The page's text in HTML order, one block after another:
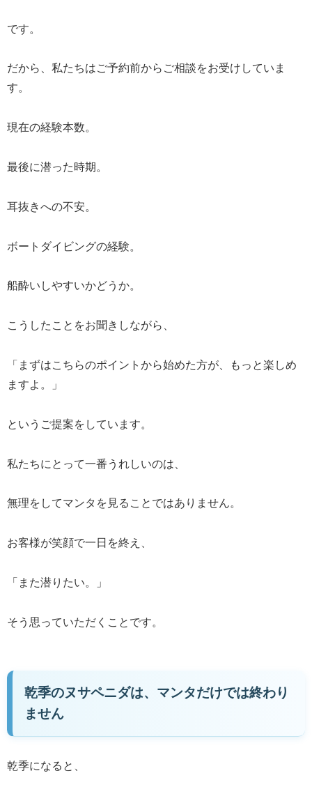
です。
だから、私たちはご予約前からご相談をお受けしていま
す。
現在の経験本数。
最後に潜った時期。
耳抜きへの不安。
ボートダイビングの経験。
船酔いしやすいかどうか。
こうしたことをお聞きしながら、
「まずはこちらのポイントから始めた方が、もっと楽しめ
ますよ。」
というご提案をしています。
私たちにとって一番うれしいのは、
無理をしてマンタを見ることではありません。
お客様が笑顔で一日を終え、
「また潜りたい。」
そう思っていただくことです。
乾季のヌサペニダは、マンタだけでは終わり
ません
乾季になると、